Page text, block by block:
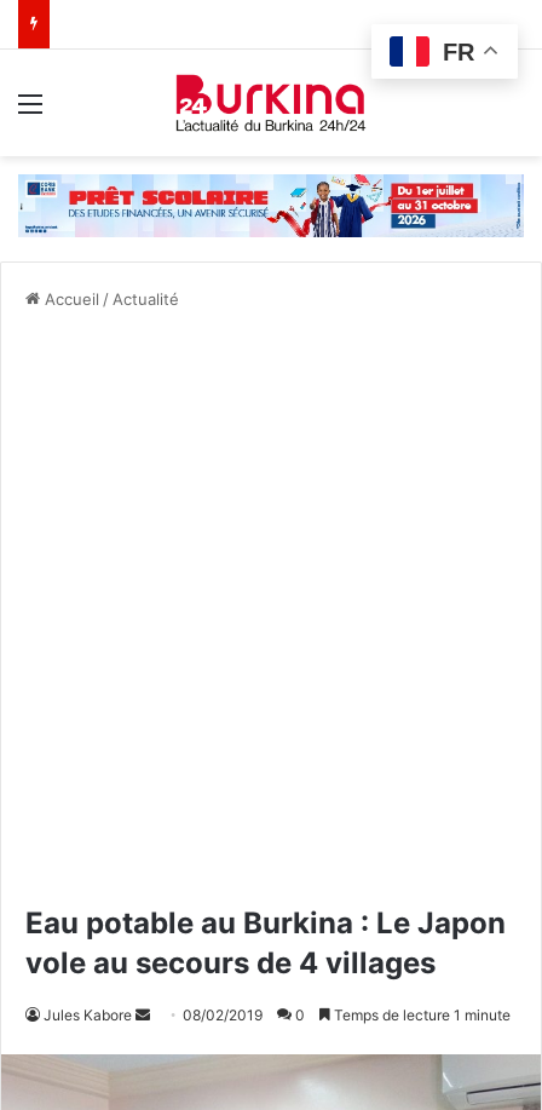
Accueil / Actualité
Eau potable au Burkina : Le Japon
vole au secours de 4 villages
Jules Kabore 08/02/2019 0 Temps de lecture 1 minute
FR